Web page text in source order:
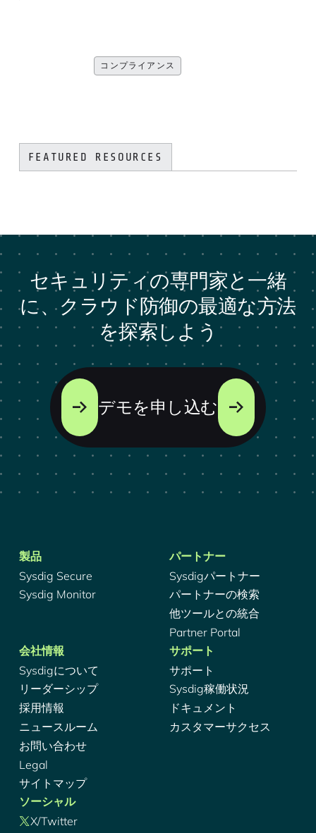
コンプライアンス
FEATURED RESOURCES
セキュリティの専門家と一緒
に、クラウド防御の最適な方法
を探索しよう
デモを申し込む
製品
Sysdig Secure
Sysdig Monitor
パートナー
Sysdigパートナー
パートナーの検索
他ツールとの統合
Partner Portal
会社情報
Sysdigについて
リーダーシップ
採用情報
ニュースルーム
お問い合わせ
Legal
サイトマップ
サポート
サポート
Sysdig稼働状況
ドキュメント
カスタマーサクセス
ソーシャル
X/Twitter